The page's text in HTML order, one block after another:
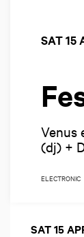
Venus
(dj) +
SAT 15
ELECTRONIC
SAT 15